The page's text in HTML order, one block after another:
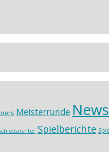
Meisterrunde
Spielberichte